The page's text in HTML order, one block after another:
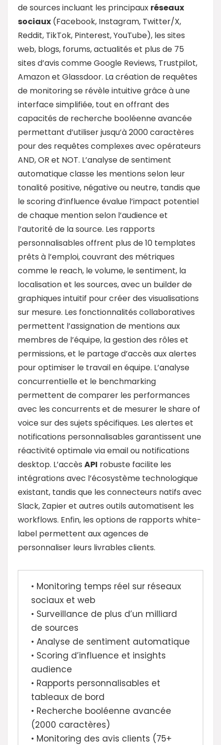
de sources incluant les principaux réseaux
sociaux (Facebook, Instagram, Twitter/X,
Reddit, TikTok, Pinterest, YouTube), les sites
web, blogs, forums, actualités et plus de 75
sites d’avis comme Google Reviews, Trustpilot,
Amazon et Glassdoor. La création de requêtes
de monitoring se révèle intuitive grâce à une
interface simplifiée, tout en offrant des
capacités de recherche booléenne avancée
permettant d’utiliser jusqu’à 2000 caractères
pour des requêtes complexes avec opérateurs
AND, OR et NOT. L’analyse de sentiment
automatique classe les mentions selon leur
tonalité positive, négative ou neutre, tandis que
le scoring d’influence évalue l’impact potentiel
de chaque mention selon l’audience et
l’autorité de la source. Les rapports
personnalisables offrent plus de 10 templates
prêts à l’emploi, couvrant des métriques
comme le reach, le volume, le sentiment, la
localisation et les sources, avec un builder de
graphiques intuitif pour créer des visualisations
sur mesure. Les fonctionnalités collaboratives
permettent l’assignation de mentions aux
membres de l’équipe, la gestion des rôles et
permissions, et le partage d’accès aux alertes
pour optimiser le travail en équipe. L’analyse
concurrentielle et le benchmarking
permettent de comparer les performances
avec les concurrents et de mesurer le share of
voice sur des sujets spécifiques. Les alertes et
notifications personnalisables garantissent une
réactivité optimale via email ou notifications
desktop. L’accès API robuste facilite les
intégrations avec l’écosystème technologique
existant, tandis que les connecteurs natifs avec
Slack, Zapier et autres outils automatisent les
workflows. Enfin, les options de rapports white-
label permettent aux agences de
personnaliser leurs livrables clients.
• Monitoring temps réel sur réseaux
sociaux et web
• Surveillance de plus d’un milliard
de sources
• Analyse de sentiment automatique
• Scoring d’influence et insights
audience
• Rapports personnalisables et
tableaux de bord
• Recherche booléenne avancée
(2000 caractères)
• Monitoring des avis clients (75+